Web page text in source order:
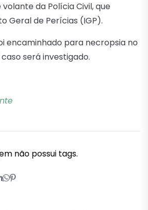
da Polícia Civil, que
Geral de Perícias (IGP).
encaminhado para necropsia no
caso será investigado.
não possui tags.